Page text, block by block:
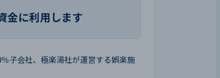
金に利用します
子会社、極楽湯社が運営する娯楽施